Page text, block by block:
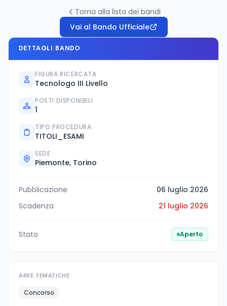
Torna alla lista dei bandi
Vai al Bando Ufficiale
DETTAGLI BANDO
FIGURA RICERCATA
Tecnologo III Livello
POSTI DISPONIBILI
1
TIPO PROCEDURA
TITOLI_ESAMI
SEDE
Piemonte, Torino
Pubblicazione
06 luglio 2026
Scadenza
21 luglio 2026
Stato Aperto
AREE TEMATICHE
Concorso